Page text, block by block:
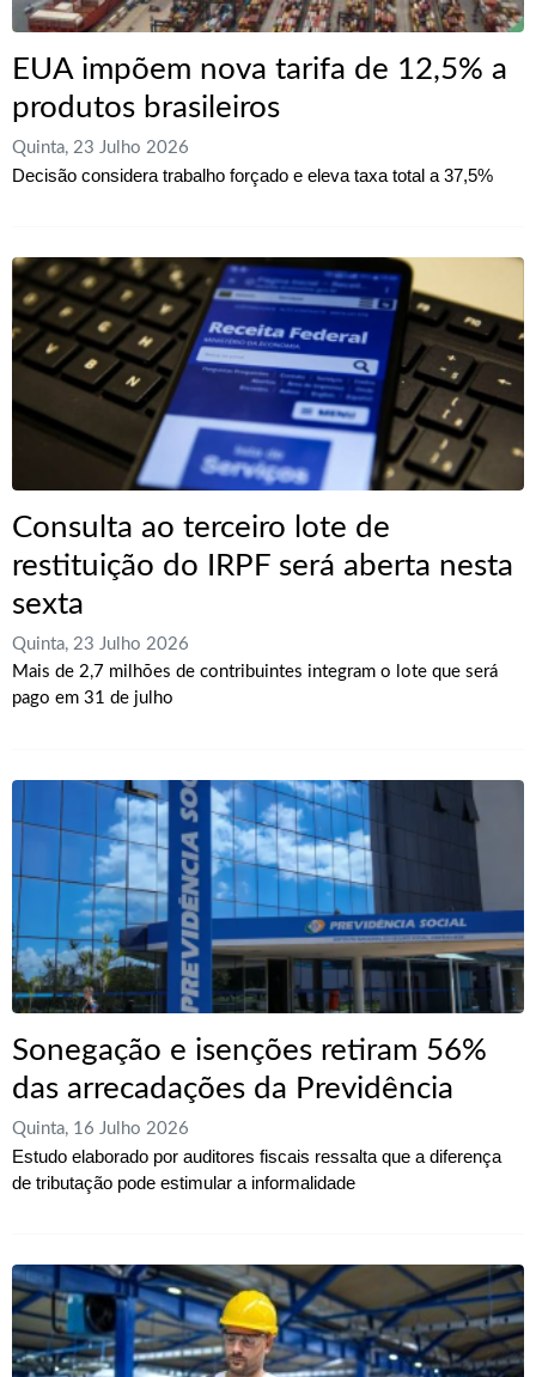
EUA impõem nova tarifa de 12,5% a
produtos brasileiros
Quinta, 23 Julho 2026
Decisão considera trabalho forçado e eleva taxa total a 37,5%
Consulta ao terceiro lote de
restituição do IRPF será aberta nesta
sexta
Quinta, 23 Julho 2026
Mais de 2,7 milhões de contribuintes integram o lote que será
pago em 31 de julho
Sonegação e isenções retiram 56%
das arrecadações da Previdência
Quinta, 16 Julho 2026
Estudo elaborado por auditores fiscais ressalta que a diferença
de tributação pode estimular a informalidade